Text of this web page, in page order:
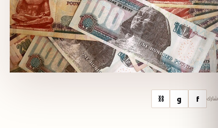
شارك f و ⛓